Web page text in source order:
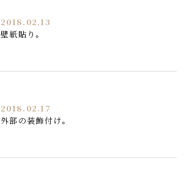
2018.02.13
壁紙貼り。
2018.02.17
外部の装飾付け。